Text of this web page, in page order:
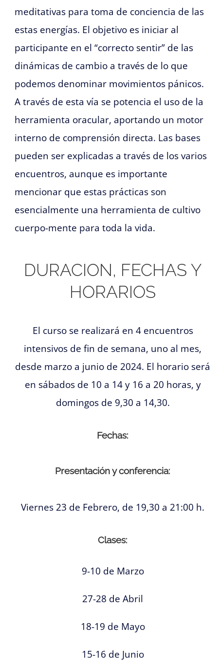
meditativas para toma de conciencia de las
estas energías. El objetivo es iniciar al
participante en el “correcto sentir” de las
dinámicas de cambio a través de lo que
podemos denominar movimientos pánicos.
A través de esta vía se potencia el uso de la
herramienta oracular, aportando un motor
interno de comprensión directa. Las bases
pueden ser explicadas a través de los varios
encuentros, aunque es importante
mencionar que estas prácticas son
esencialmente una herramienta de cultivo
cuerpo-mente para toda la vida.
DURACION, FECHAS Y
HORARIOS
El curso se realizará en 4 encuentros
intensivos de fin de semana, uno al mes,
desde marzo a junio de 2024. El horario será
en sábados de 10 a 14 y 16 a 20 horas, y
domingos de 9,30 a 14,30.
Fechas:
Presentación y conferencia:
Viernes 23 de Febrero, de 19,30 a 21:00 h.
Clases:
9-10 de Marzo
27-28 de Abril
18-19 de Mayo
15-16 de Junio